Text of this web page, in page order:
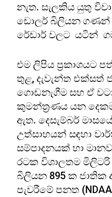
නැත. සැලකිය යුතු
ඩොලර් බිලියන ගණන්
රේඩාර් වලට යටින්
එම ලිපිය ප්‍රකාශයට
තුළ, දැවැන්ත එක්සත්
ගොඩනැගීම සහ ඒ
කුමන්ත්‍රණය යන
ඇත. දෙසැම්බර්
උත්සාහයන් සඳහා
සම්පාදනයක් හා
රටක විශාලතම
බිලියන 895 ක
පැවරීමේ පනත